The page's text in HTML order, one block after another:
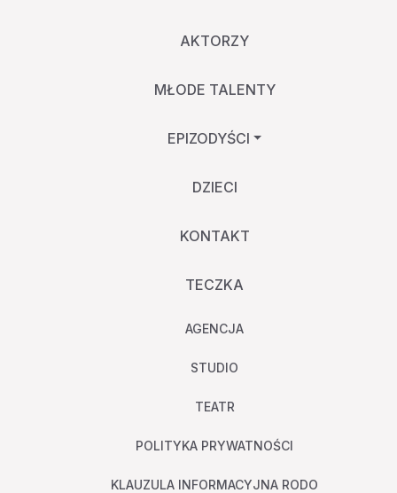
AKTORZY
MŁODE TALENTY
EPIZODYŚCI
DZIECI
KONTAKT
TECZKA
AGENCJA
STUDIO
TEATR
POLITYKA PRYWATNOŚCI
KLAUZULA INFORMACYJNA RODO